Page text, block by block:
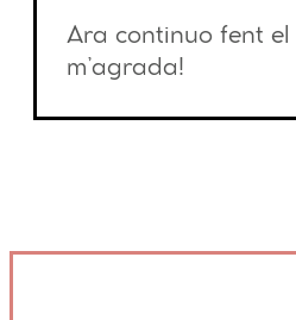
Ara continuo fent el
m’agrada!